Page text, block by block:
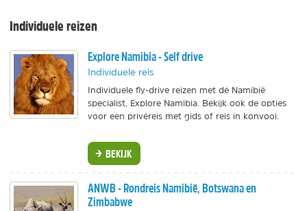
Individuele reizen
Explore Namibia - Self drive
Individuele reis
Individuele fly-drive reizen met dé Namibië
specialist, Explore Namibia. Bekijk ook de opties
voor een privéreis met gids of reis in konvooi.
BEKIJK
ANWB - Rondreis Namibië, Botswana en
Zimbabwe